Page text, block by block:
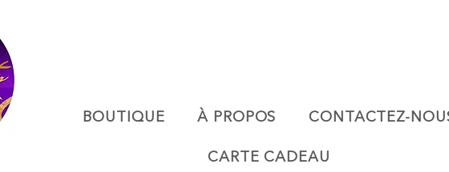
BOUTIQUE À PROPOS CONTACTEZ-
CARTE CADEAU